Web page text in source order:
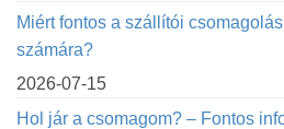
Miért fontos a szállítói
számára?
2026-07-15
Hol jár a csomagom? – Fontos